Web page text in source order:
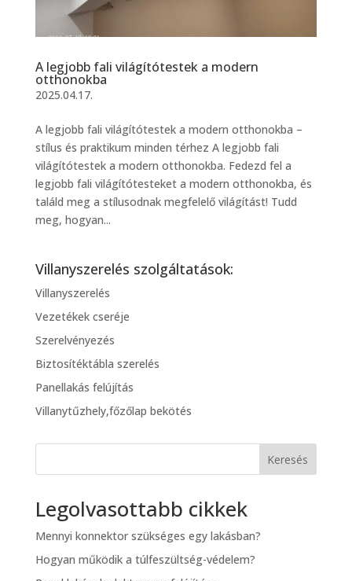
A legjobb fali világítótestek a modern
otthonokba
2025.04.17.
A legjobb fali világítótestek a modern otthonokba –
stílus és praktikum minden térhez A legjobb fali
világítótestek a modern otthonokba. Fedezd fel a
legjobb fali világítótesteket a modern otthonokba, és
találd meg a stílusodnak megfelelő világítást! Tudd
meg, hogyan...
Villanyszerelés szolgáltatások:
Villanyszerelés
Vezetékek cseréje
Szerelvényezés
Biztosítéktábla szerelés
Panellakás felújítás
Villanytűzhely,főzőlap bekötés
Keresés
Legolvasottabb cikkek
Mennyi konnektor szükséges egy lakásban?
Hogyan működik a túlfeszültség-védelem?